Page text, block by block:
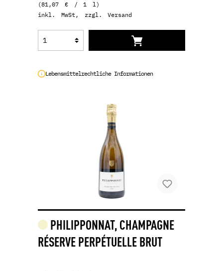
(81,07 € / 1 l)
inkl. MwSt, zzgl. Versand
Lebensmittelrechtliche Informationen
PHILIPPONNAT, CHAMPAGNE
RÉSERVE PERPÉTUELLE BRUT